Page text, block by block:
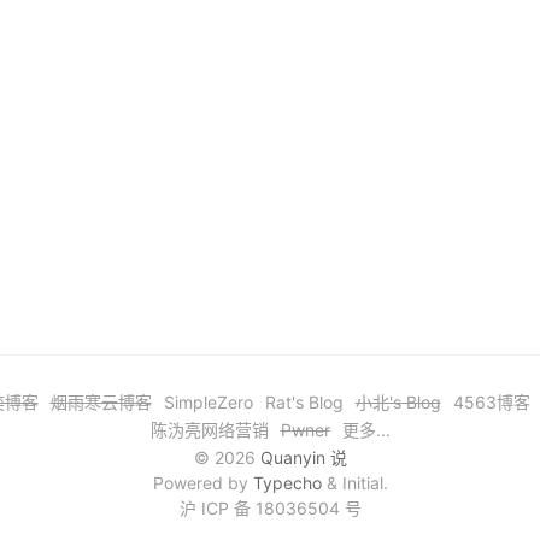
博客 烟雨寒云博客 SimpleZero Rat's Blog 小北's Blog
4563博客
陈沩亮网络营销
Pwner
更多...
© 2026 Quanyin 说
Powered by Typecho& Initial.
沪 ICP 备 18036504 号